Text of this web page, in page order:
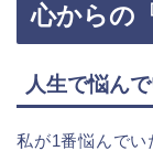
心からの
人生で悩ん
私が1番悩んでい